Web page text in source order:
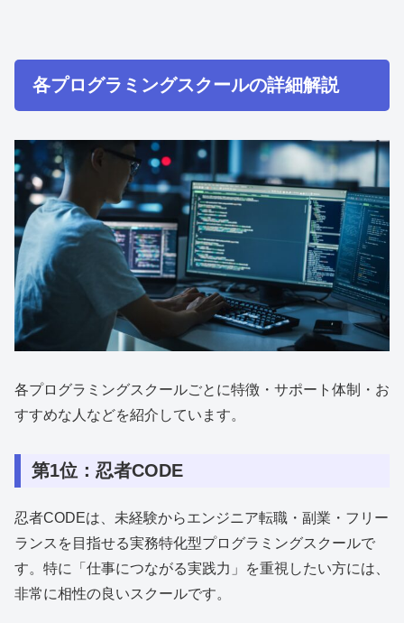
各プログラミングスクールの詳細解説
各プログラミングスクールごとに特徴・サポート体制・お
すすめな人などを紹介しています。
第1位：忍者CODE
忍者CODEは、未経験からエンジニア転職・副業・フリー
ランスを目指せる実務特化型プログラミングスクールで
す。特に「仕事につながる実践力」を重視したい方には、
非常に相性の良いスクールです。